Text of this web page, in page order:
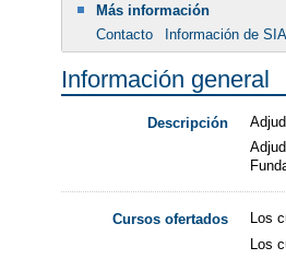
Más información
Contacto
Información de SIA
Información general
Descripción
Cursos ofertados
Los
Los